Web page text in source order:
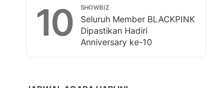
10 SHOWBIZ
Seluruh Member BLACKPINK
Dipastikan Hadiri
Anniversary ke-10